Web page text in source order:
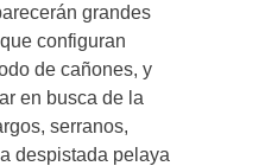
grandes
configuran
de cañones, y
en busca de la
serranos,
despistada pelaya